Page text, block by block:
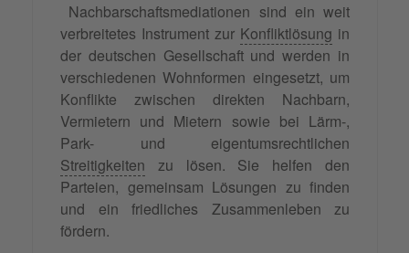
Nachbarschaftsmediationen sind ein weit
verbreitetes Instrument zur Konfliktlösung in
der deutschen Gesellschaft und werden in
verschiedenen Wohnformen eingesetzt, um
Konflikte zwischen direkten Nachbarn,
Vermietern und Mietern sowie bei Lärm-,
Park- und eigentumsrechtlichen
Streitigkeiten zu lösen. Sie helfen den
Parteien, gemeinsam Lösungen zu finden
und ein friedliches Zusammenleben zu
fördern.